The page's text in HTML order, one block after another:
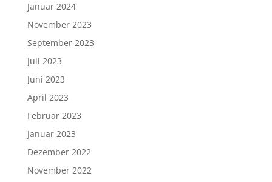
Januar 2024
November 2023
September 2023
Juli 2023
Juni 2023
April 2023
Februar 2023
Januar 2023
Dezember 2022
November 2022